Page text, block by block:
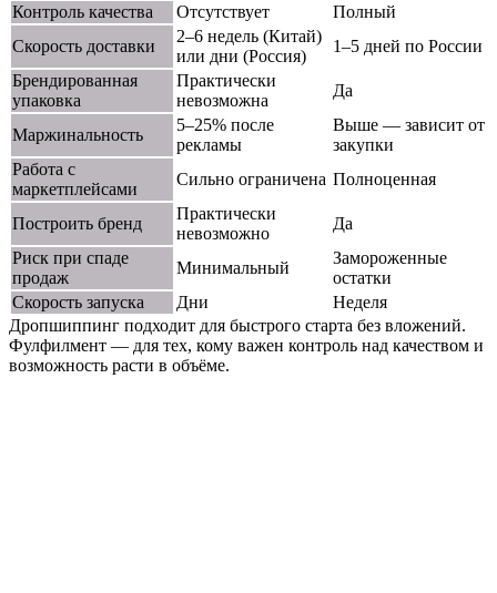
Контроль качества
Отсутствует
Полный
Скорость доставки
2–6 недель (Китай)
или дни (Россия)
1–5 дней по России
Брендированная
упаковка
Практически
невозможна
Да
Маржинальность
5–25% после
рекламы
Выше — зависит от
закупки
Работа с
маркетплейсами
Сильно ограничена Полноценная
Построить бренд
Практически
невозможно
Да
Риск при спаде
продаж
Минимальный
Замороженные
остатки
Скорость запуска
Дни
Неделя
Дропшиппинг подходит для быстрого старта без вложений.
Фулфилмент — для тех, кому важен контроль над качеством и
возможность расти в объёме.